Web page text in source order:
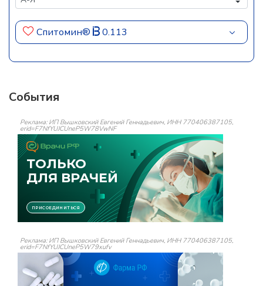
Спитомин® 0.113
События
Реклама: ИП Вышковский Евгений Геннадьевич, ИНН 770406387105,
erid=F7NfYUJCUneP5W78VwNF
Реклама: ИП Вышковский Евгений Геннадьевич, ИНН 770406387105,
erid=F7NfYUJCUneP5W79xufv